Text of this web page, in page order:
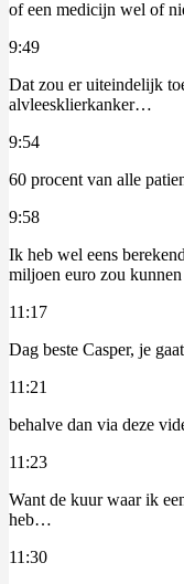
of een medicijn wel of
9:49
Dat zou er uiteindelijk
alvleesklierkanker…
9:54
60 procent van alle
9:58
Ik heb wel eens
miljoen euro zou kunnen
11:17
Dag beste Casper, je
11:21
behalve dan via deze
11:23
Want de kuur waar ik
heb…
11:30